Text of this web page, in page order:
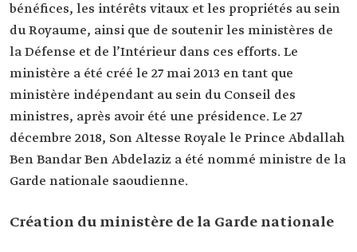
bénéfices, les intérêts vitaux et les propriétés au sein
du Royaume, ainsi que de soutenir les ministères de
la Défense et de l’Intérieur dans ces efforts. Le
ministère a été créé le 27 mai 2013 en tant que
ministère indépendant au sein du Conseil des
ministres, après avoir été une présidence. Le 27
décembre 2018, Son Altesse Royale le Prince Abdallah
Ben Bandar Ben Abdelaziz a été nommé ministre de la
Garde nationale saoudienne.
Création du ministère de la Garde nationale